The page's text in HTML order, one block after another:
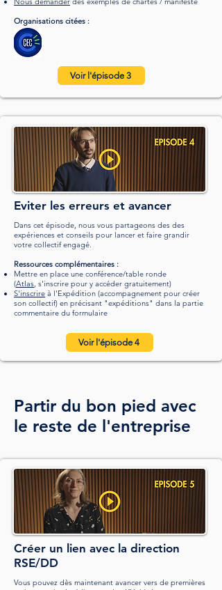
Organisations citées :
Voir l'épisode 3
Eviter les erreurs et avancer
Dans cet épisode, nous vous partageons des des
expériences et conseils pour lancer et faire grandir
votre collectif engagé.
Ressources complémentaires :
Mettre en place une conférence/table ronde
(Atlas, s'inscrire pour y accéder gratuitement)
S'inscrire à l'Expédition (accompagnement pour créer
son collectif) en précisant "expéditions" dans la partie
commentaire du formulaire
Voir l'épisode 4
Partir du bon pied avec
le reste de l'entreprise
Créer un lien avec la direction
RSE/DD
Vous pouvez dès maintenant avancer vers de premières